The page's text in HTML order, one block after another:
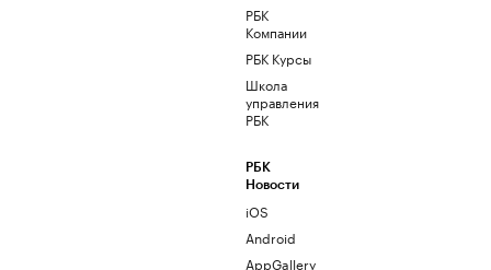
РБК
Компании
РБК Курсы
Школа
управления
РБК
РБК
Новости
iOS
Android
AppGallery